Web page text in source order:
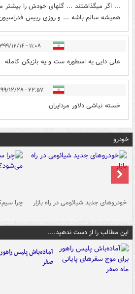
... اگر میگذاشتند ... گلهای خودش را بیشتر
همیشه سالم باشه ... و روزی رییس فدراسیون
۱۱:۰۸ - ۱۳۹۹/۱۲/۱۴
علی دایی یه اسطوره ست و یه بازیکن کامله
۲۲:۵۷ - ۱۳۹۹/۱۲/۲۸
خسته نباشی دلاور مردایران
خودرو
خودروهای جدید شیائومی در راه بازار چرا
این مطالب را از دست ندهید....
آماده‌باش پلیس
صفر